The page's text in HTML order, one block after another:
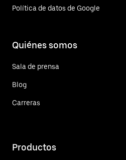
Política de datos de Google
Quiénes somos
Sala de prensa
Blog
Carreras
Productos